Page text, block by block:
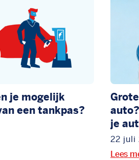
je mogelijk
een tankpas?
je
22 juli
Lees